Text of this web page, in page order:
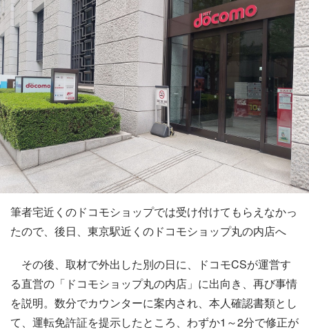
筆者宅近くのドコモショップでは受け付けてもらえなかっ
たので、後日、東京駅近くのドコモショップ丸の内店へ
その後、取材で外出した別の日に、ドコモCSが運営す
る直営の「ドコモショップ丸の内店」に出向き、再び事情
を説明。数分でカウンターに案内され、本人確認書類とし
て、運転免許証を提示したところ、わずか1～2分で修正が